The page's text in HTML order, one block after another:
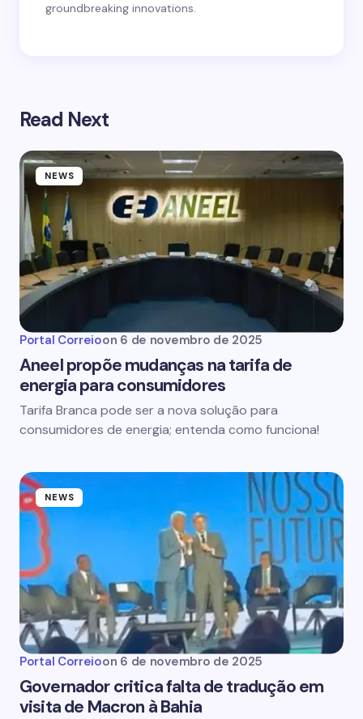
groundbreaking innovations.
Read Next
NEWS
Portal Correioon 6 de novembro de 2025
Aneel propõe mudanças na tarifa de
energia para consumidores
Tarifa Branca pode ser a nova solução para
consumidores de energia; entenda como funciona!
NEWS
Portal Correioon 6 de novembro de 2025
Governador critica falta de tradução em
visita de Macron à Bahia